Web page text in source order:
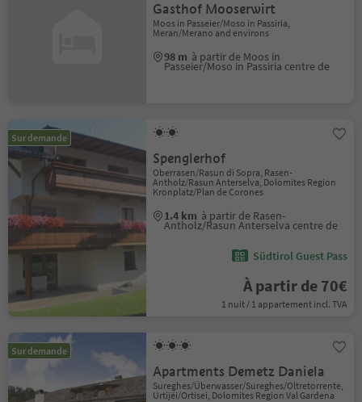
Gasthof Mooserwirt
Moos in Passeier/Moso in Passiria,
Meran/Merano and environs
98 m à partir de Moos in
Passeier/Moso in Passiria centre de
Sur demande
Spenglerhof
Oberrasen/Rasun di Sopra, Rasen-
Antholz/Rasun Anterselva, Dolomites Region
Kronplatz/Plan de Corones
1.4 km à partir de Rasen-
Antholz/Rasun Anterselva centre de
Südtirol Guest Pass
À partir de 70€
1 nuit / 1 appartement incl. TVA
Sur demande
Apartments Demetz Daniela
Sureghes/Überwasser/Sureghes/Oltretorrente,
Urtijëi/Ortisei, Dolomites Region Val Gardena